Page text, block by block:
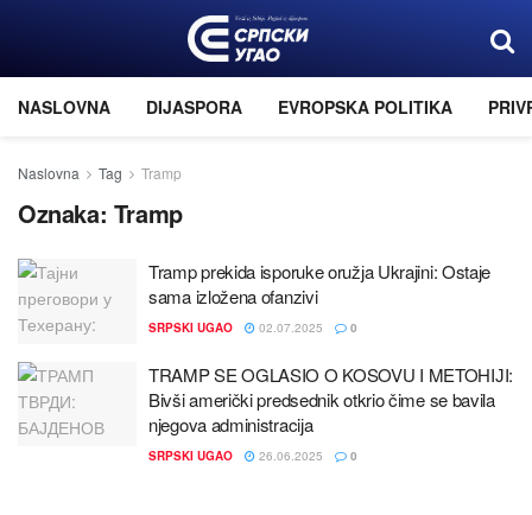
NASLOVNA DIJASPORA EVROPSKA POLITIKA
Naslovna Tag Tramp
Oznaka: Tramp
Tramp prekida isporuke oružјa Ukraјini: Ostaјe
sama izložena ofanzivi
SRPSKI UGAO 02.07.2025 0
TRAMP SE OGLASIO O KOSOVU I METOHIЈI:
Bivši američki predsednik otkrio čime se bavila
njegova administraciјa
SRPSKI UGAO 26.06.2025 0